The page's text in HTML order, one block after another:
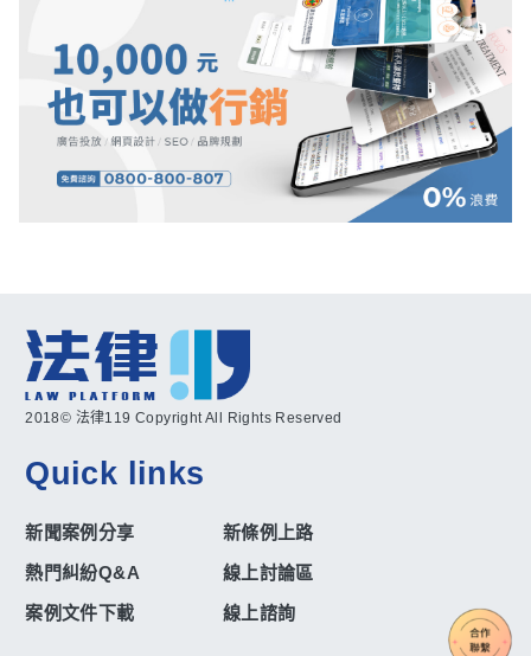
2018© 法律119 Copyright All Rights Reserved
Quick links
新聞案例分享
新條例上路
熱門糾紛Q&A
線上討論區
案例文件下載
線上諮詢